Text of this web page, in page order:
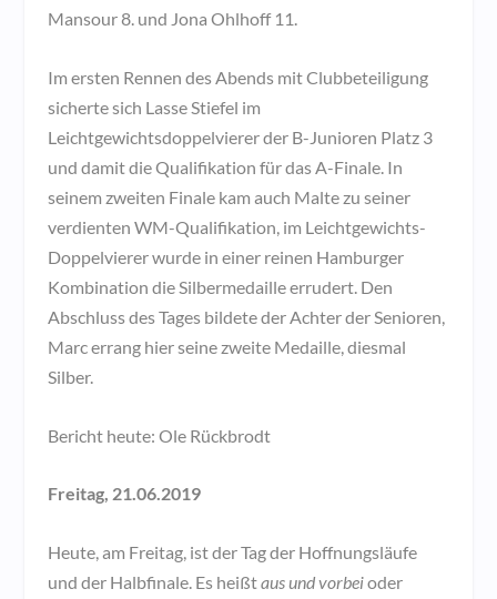
Mansour 8. und Jona Ohlhoff 11.
Im ersten Rennen des Abends mit Clubbeteiligung
sicherte sich Lasse Stiefel im
Leichtgewichtsdoppelvierer der B-Junioren Platz 3
und damit die Qualifikation für das A-Finale. In
seinem zweiten Finale kam auch Malte zu seiner
verdienten WM-Qualifikation, im Leichtgewichts-
Doppelvierer wurde in einer reinen Hamburger
Kombination die Silbermedaille errudert. Den
Abschluss des Tages bildete der Achter der Senioren,
Marc errang hier seine zweite Medaille, diesmal
Silber.
Bericht heute: Ole Rückbrodt
Freitag, 21.06.2019
Heute, am Freitag, ist der Tag der Hoffnungsläufe
und der Halbfinale. Es heißtaus und vorbeioder